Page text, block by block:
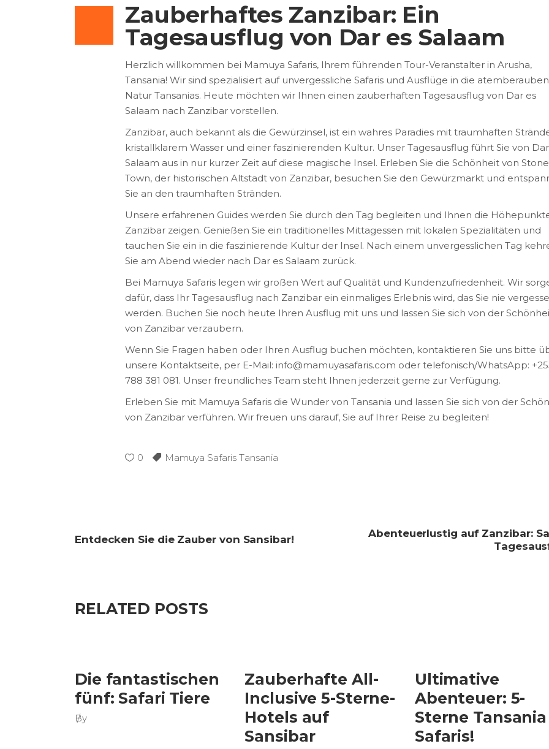
Zauberhaftes Zanzibar: Ein
Tagesausflug von Dar es Salaam
Herzlich willkommen bei Mamuya Safaris, Ihrem führenden Tour-Veranstalter in Arusha,
Tansania! Wir sind spezialisiert auf unvergessliche Safaris und Ausflüge in die
Natur Tansanias. Heute möchten wir Ihnen einen zauberhaften Tagesausflug von Dar es
Salaam nach Zanzibar vorstellen.
Zanzibar, auch bekannt als die Gewürzinsel, ist ein wahres Paradies mit traumhaften
kristallklarem Wasser und einer faszinierenden Kultur. Unser Tagesausflug führt Sie von
Salaam aus in nur kurzer Zeit auf diese magische Insel. Erleben Sie die Schönheit von Stone
Town, der historischen Altstadt von Zanzibar, besuchen Sie den Gewürzmarkt und
Sie an den traumhaften Stränden.
Unsere erfahrenen Guides werden Sie durch den Tag begleiten und Ihnen die
Zanzibar zeigen. Genießen Sie ein traditionelles Mittagessen mit lokalen Spezialitäten und
tauchen Sie ein in die faszinierende Kultur der Insel. Nach einem unvergesslichen Tag
Sie am Abend wieder nach Dar es Salaam zurück.
Bei Mamuya Safaris legen wir großen Wert auf Qualität und Kundenzufriedenheit. Wir
dafür, dass Ihr Tagesausflug nach Zanzibar ein einmaliges Erlebnis wird, das Sie nie
werden. Buchen Sie noch heute Ihren Ausflug mit uns und lassen Sie sich von der
von Zanzibar verzaubern.
Wenn Sie Fragen haben oder Ihren Ausflug buchen möchten, kontaktieren Sie uns bitte
unsere Kontaktseite, per E-Mail: info@mamuyasafaris.com oder telefonisch/WhatsApp:
788 381 081. Unser freundliches Team steht Ihnen jederzeit gerne zur Verfügung.
Erleben Sie mit Mamuya Safaris die Wunder von Tansania und lassen Sie sich von der
von Zanzibar verführen. Wir freuen uns darauf, Sie auf Ihrer Reise zu begleiten!
0 Mamuya Safaris Tansania
Entdecken Sie die Zauber von Sansibar!
Abenteuerlustig auf Zanzibar:
RELATED POSTS
Die fantastischen
fünf: Safari Tiere
By
Zauberhafte All-
Inclusive 5-Sterne-
Hotels auf
Sansibar
Ultimative
Abenteuer: 5-
Sterne Tansania
Safaris!